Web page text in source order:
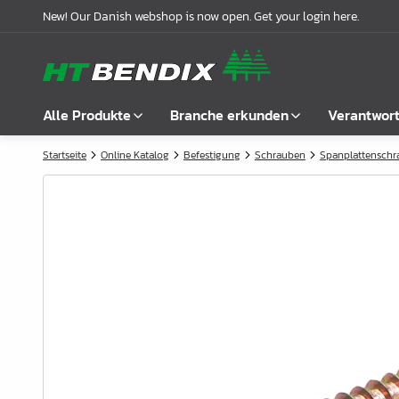
New! Our Danish webshop is now open. Get your login here.
Alle Produkte
Alle anzeigen
Branche erkunden
Möbelindustrie
Über uns
Startseite Online Katalog Befestigung Schrauben